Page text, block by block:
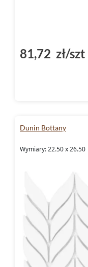
81,72 zł/szt
Dunin Bottany
Wymiary: 22.50 x 26.50